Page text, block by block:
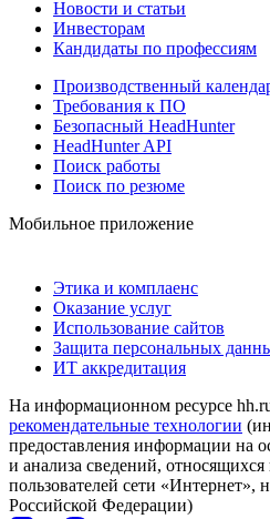
Новости и статьи
Инвесторам
Кандидаты по профессиям
Производственный
Требования к ПО
Безопасный HeadHunter
HeadHunter API
Поиск работы
Поиск по резюме
Мобильное приложение
Этика и комплаенс
Оказание услуг
Использование сайтов
Защита персональных
ИТ аккредитация
На информационном ресурсе
рекомендательные технологии
предоставления информации на
и анализа сведений,
пользователей сети «Интернет»,
Российской Федерации)